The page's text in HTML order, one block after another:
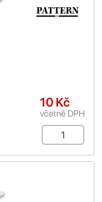
10 Kč
včetně DPH